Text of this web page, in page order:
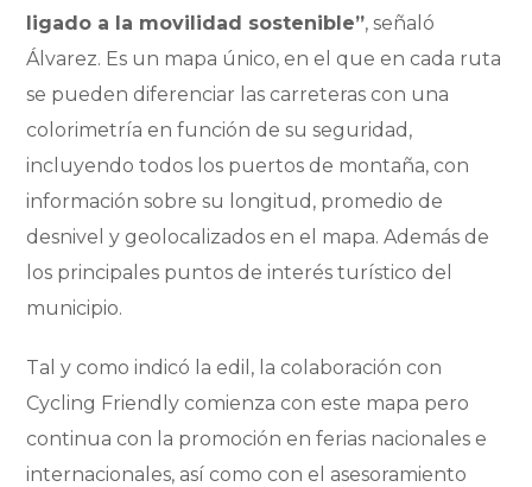
ligado a la movilidad sostenible”, señaló
Álvarez. Es un mapa único, en el que en cada ruta
se pueden diferenciar las carreteras con una
colorimetría en función de su seguridad,
incluyendo todos los puertos de montaña, con
información sobre su longitud, promedio de
desnivel y geolocalizados en el mapa. Además de
los principales puntos de interés turístico del
municipio.
Tal y como indicó la edil, la colaboración con
Cycling Friendly comienza con este mapa pero
continua con la promoción en ferias nacionales e
internacionales, así como con el asesoramiento